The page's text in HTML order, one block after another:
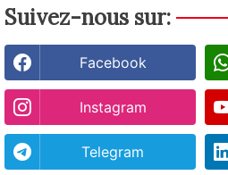
Suivez-nous sur:
Facebook
Instagram
Telegram